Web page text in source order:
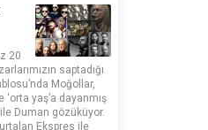
20
saptadığı
Moğollar,
yaş’a dayanmış
Duman gözüküyor.
Ekspres ile